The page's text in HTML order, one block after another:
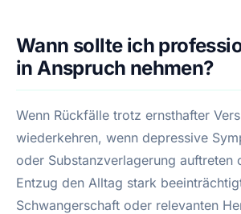
Wann sollte ich
in Anspruch nehmen?
Wenn Rückfälle trotz ernsthafter
wiederkehren, wenn depressive
oder Substanzverlagerung auftreten
Entzug den Alltag stark
Schwangerschaft oder relevanten